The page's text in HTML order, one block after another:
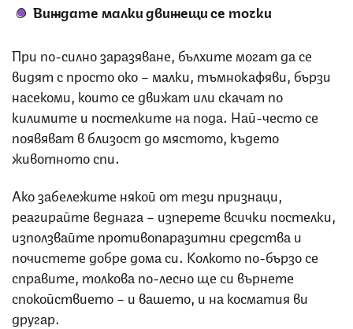
Виждате малки движещи се точки
При по-силно заразяване, бълхите могат да се
видят с просто око – малки, тъмнокафяви, бързи
насекоми, които се движат или скачат по
килимите и постелките на пода. Най-често се
появяват в близост до мястото, където
животното спи.
Ако забележите някой от тези признаци,
реагирайте веднага – изперете всички постелки,
използвайте противопаразитни средства и
почистете добре дома си. Колкото по-бързо се
справите, толкова по-лесно ще си върнете
спокойствието – и вашето, и на косматия ви
другар.